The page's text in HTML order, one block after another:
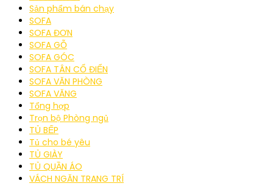
Sản phẩm bán chạy
SOFA
SOFA ĐƠN
SOFA GỖ
SOFA GÓC
SOFA TÂN CỔ ĐIỂN
SOFA VĂN PHÒNG
SOFA VĂNG
Tổng hợp
Trọn bộ Phòng ngủ
TỦ BẾP
Tủ cho bé yêu
TỦ GIÀY
TỦ QUẦN ÁO
VÁCH NGĂN TRANG TRÍ